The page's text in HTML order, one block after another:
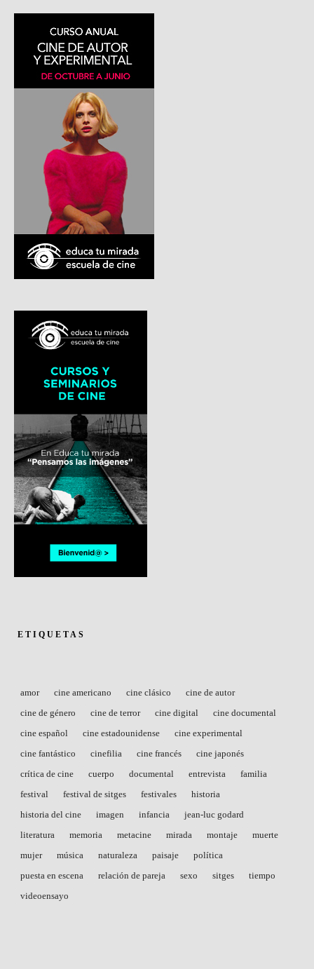
ETIQUETAS
amor cine americano cine clásico
cine de autor
cine de género
cine de terror cine digital
cine documental
cine español
cine estadounidense
cine experimental
cine fantástico
cinefilia cine francés
cine japonés
crítica de cine
cuerpo documental entrevista
familia
festival
festival de sitges festivales
historia
historia del cine
imagen infancia
jean-luc godard
literatura
memoria metacine mirada montaje
muerte
mujer
música naturaleza paisaje
política
puesta en escena
relación de pareja sexo sitges
tiempo
videoensayo